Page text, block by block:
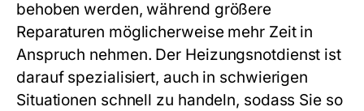
behoben werden, während größere
Reparaturen möglicherweise mehr Zeit in
Anspruch nehmen. Der Heizungsnotdienst ist
darauf spezialisiert, auch in schwierigen
Situationen schnell zu handeln, sodass Sie so